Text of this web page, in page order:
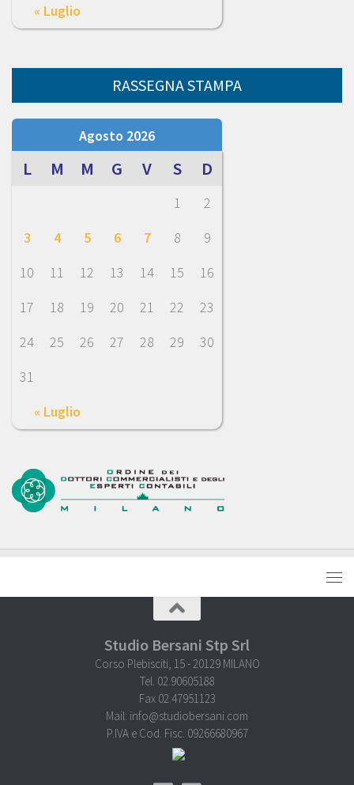
« Luglio
RASSEGNA STAMPA
Agosto 2026
L M M G V S D
« Luglio
1
2
3
4 5 6 7 8
9
10
11 12 13 14 15
16
17
18 19 20 21 22
23
24
25 26 27 28 29
30
31
Studio Bersani Stp Srl
Corso Plebisciti, 15 - 20129 MILANO
Tel. 02.90605188
Fax 02.47951123
Mail: info@studiobersani.com
P.IVA e Cod. Fisc. 09266680967